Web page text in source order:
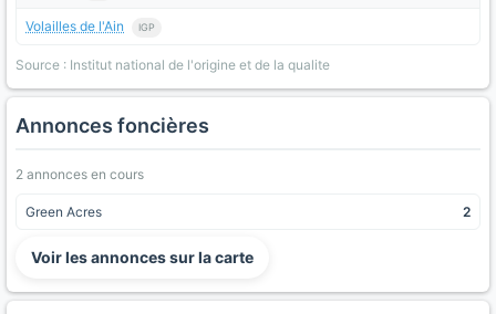
Volailles de l'Ain IGP
Source : Institut national de l'origine et de la qualite
Annonces foncières
2 annonces en cours
Green Acres 2
Voir les annonces sur la carte